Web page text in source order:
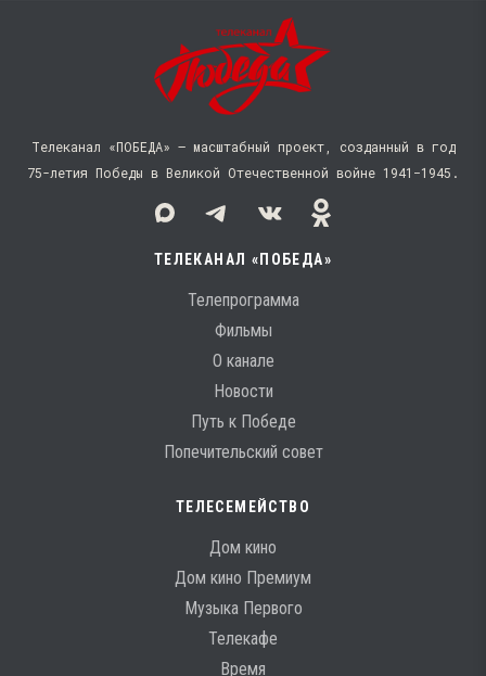
Телеканал «ПОБЕДА» — масштабный проект, созданный в год
75-летия Победы в Великой Отечественной войне 1941−1945.
ТЕЛЕКАНАЛ «ПОБЕДА»
Телепрограмма
Фильмы
О канале
Новости
Путь к Победе
Попечительский совет
ТЕЛЕСЕМЕЙСТВО
Дом кино
Дом кино Премиум
Музыка Первого
Телекафе
Время